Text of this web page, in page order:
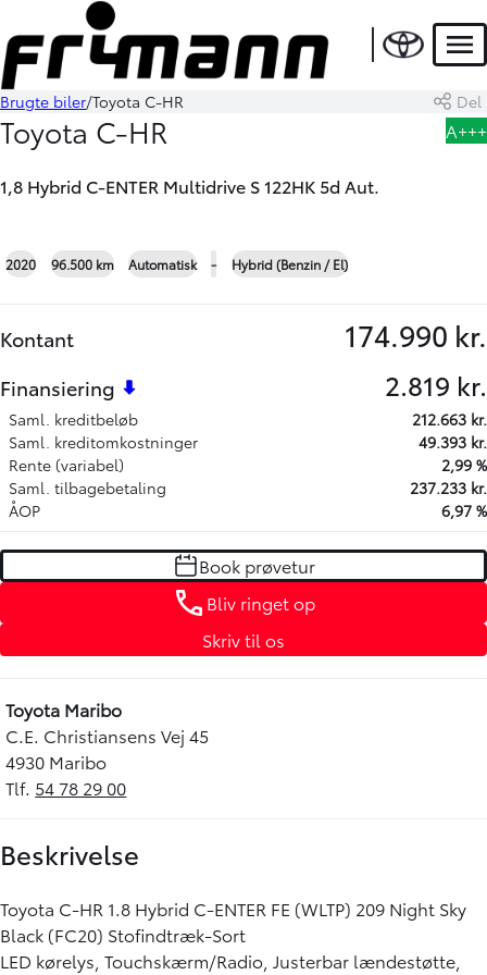
Book prøvetur Bliv ringet op
Brugte biler Toyota C-HR Del
Toyota C-HR
1,8 Hybrid C-ENTER Multidrive S 122HK 5d Aut.
A+++
HYBRID
2020 96.500 km Automatisk - Hybrid (Benzin / El)
Kontant 174.990 kr.
Finansiering 2.819 kr.
Saml. kreditbeløb
212.663 kr.
Saml. kreditomkostninger
49.393 kr.
Rente (variabel)
2,99 %
Saml. tilbagebetaling
237.233 kr.
ÅOP
6,97 %
Book prøvetur
Bliv ringet op
Skriv til os
Toyota Maribo
C.E. Christiansens Vej 45
4930 Maribo
Tlf. 54 78 29 00
Beskrivelse
Toyota C-HR 1.8 Hybrid C-ENTER FE (WLTP) 209 Night Sky
Black (FC20) Stofindtræk-Sort
LED kørelys, Touchskærm/Radio, Justerbar lændestøtte,